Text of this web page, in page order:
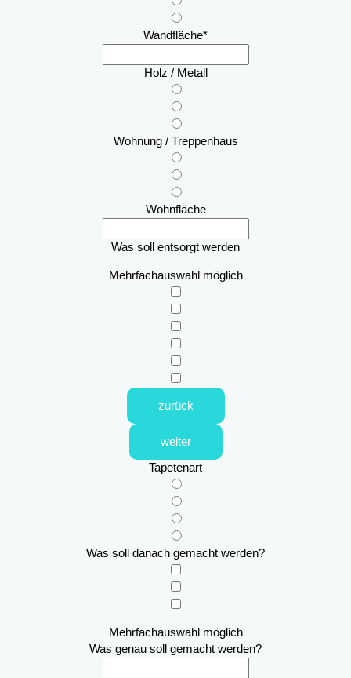
Wandfläche*
Holz / Metall
Wohnung / Treppenhaus
Wohnfläche
Was soll entsorgt werden
Mehrfachauswahl möglich
zurück
weiter
Tapetenart
Was soll danach gemacht werden?
Mehrfachauswahl möglich
Was genau soll gemacht werden?